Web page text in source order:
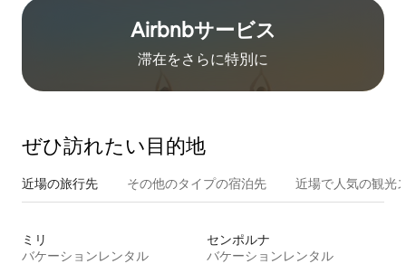
Airbnb⁠サ⁠ー⁠ビ⁠ス
滞在をさ⁠ら⁠に特⁠別⁠に
ぜひ訪⁠れ⁠た⁠い目⁠的⁠地
近場の旅行先 その他のタ⁠イ⁠プ⁠の宿⁠泊⁠先 近場で人気の観光
ミリ
バケーションレンタル
センポルナ
バケーションレンタル